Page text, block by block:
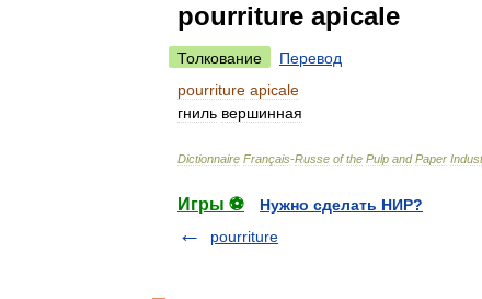
pourriture apicale
Толкование
Перевод
pourriture apicale
гниль вершинная
Dictionnaire Français-Russe of the Pulp and Paper
Игры ⚽
Нужно сделать НИР?
pourriture